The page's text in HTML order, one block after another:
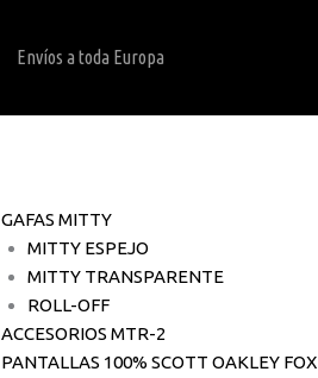
Envíos a toda Europa
GAFAS MITTY
MITTY ESPEJO
MITTY TRANSPARENTE
ROLL-OFF
ACCESORIOS MTR-2
PANTALLAS 100% SCOTT OAKLEY FOX